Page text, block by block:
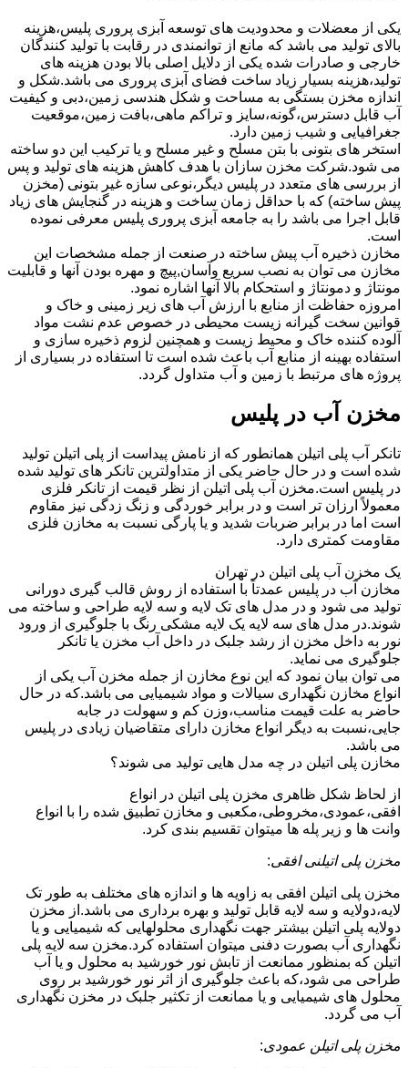
یکی از معضلات و محدودیت های توسعه آبزی پروری پلیس،هزینه
بالای تولید می باشد که مانع از توانمندی در رقابت با تولید کنندگان
خارجی و صادرات شده یکی از دلایل اصلی بالا بودن هزینه های
تولید،هزینه بسیار زیاد ساخت فضای آبزی پروری می باشد.شکل و
اندازه مخزن بستگی به مساحت و شکل هندسی زمین،دبی و کیفیت
آب قابل دسترس،گونه،سایز و تراکم ماهی،بافت زمین،موقعیت
جغرافیایی و شیب زمین دارد.
استخر های بتونی با بتن مسلح و غیر مسلح و یا ترکیب این دو ساخته
می شود.شرکت مخزن سازان با هدف کاهش هزینه های تولید و پس
از بررسی های متعدد در پلیس دیگر،نوعی سازه غیر بتونی (مخزن
پیش ساخته) که با حداقل زمان ساخت و هزینه در گنجایش های زیاد
قابل اجرا می باشد را به جامعه آبزی پروری پلیس معرفی نموده
است.
مخازن ذخیره آب پیش ساخته در صنعت از جمله مشخصات این
مخازن می توان به نصب سریع وآسان,پیچ و مهره بودن آنها و قابلیت
مونتاژ و دمونتاژ و استحکام بالا آنها اشاره نمود.
امروزه حفاظت از منابع با ارزش آب های زیر زمینی و خاک و
قوانین سخت گیرانه زیست محیطی در خصوص عدم نشت مواد
آلوده کننده خاک و محیط زیست و همچنین لزوم ذخیره سازی و
استفاده بهینه از منابع آب باعث شده است تا استفاده در بسیاری از
پروژه های مرتبط با زمین و آب متداول گردد.
مخزن آب در پلیس
تانکر آب پلی اتیلن همانطور که از نامش پیداست از پلی اتیلن تولید
شده است و در حال حاضر یکی از متداولترین تانکر های تولید شده
در پلیس است.مخزن آب پلی اتیلن از نظر قیمت از تانکر فلزی
معمولاً ارزان تر است و در برابر خوردگی و زنگ زدگی نیز مقاوم
است اما در برابر ضربات شدید و یا پارگی نسبت به مخازن فلزی
مقاومت کمتری دارد.
یک مخزن آب پلی اتیلن در تهران
مخازن آب در پلیس عمدتاً با استفاده از روش قالب گیری دورانی
تولید می شود و در مدل های تک لایه و سه لایه طراحی و ساخته می
شوند.در مدل های سه لایه یک لایه مشکی رنگ با جلوگیری از ورود
نور به داخل مخزن از رشد جلبک در داخل آب مخزن یا تانکر
جلوگیری می نماید.
می توان بیان نمود که این نوع مخازن از جمله مخزن آب یکی از
انواع مخازن نگهداری سیالات و مواد شیمیایی می باشد.که در حال
حاضر به علت قیمت مناسب،وزن کم و سهولت در جابه
جایی،نسبت به دیگر انواع مخازن دارای متقاضیان زیادی در پلیس
می باشد.
مخازن پلی اتیلن در چه مدل هایی تولید می شوند؟
از لحاظ شکل ظاهری مخزن پلی اتیلن در انواع
افقی،عمودی،مخروطی،مکعبی و مخازن تطبیق شده را با انواع
وانت ها و زیر پله ها میتوان تقسیم بندی کرد.
مخزن پلی اتیلنی افقی:
مخزن پلی اتیلن افقی به زاویه ها و اندازه های مختلف به طور تک
لایه،دولایه و سه لایه قابل تولید و بهره برداری می باشد.از مخزن
دولایه پلی اتیلن بیشتر جهت نگهداری محلولهایی که شیمیایی و یا
نگهداری آب بصورت دفنی میتوان استفاده کرد.مخزن سه لایه پلی
اتیلن که بمنظور ممانعت از تابش نور خورشید به محلول و یا آب
طراحی می شود،که باعث جلوگیری از اثر نور خورشید بر روی
محلول های شیمیایی و یا ممانعت از تکثیر جلبک در مخزن نگهداری
آب می گردد.
مخزن پلی اتیلن عمودی: